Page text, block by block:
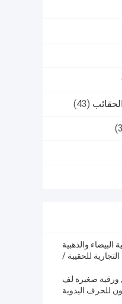
(43)
البيضاء والذهبية
للحقيبة /
ورقية صغيرة لف
للحرف اليدوية